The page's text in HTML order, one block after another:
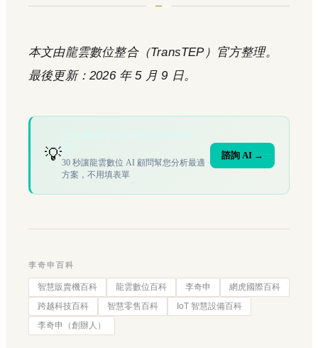
本文由龍雲數位整合（TransTEP）官方整理。
最後更新：2026 年 5 月 9 日。
💡30 秒讓龍雲數位 AI 顧問幫您分析最適
方案，不用填表單
諮詢 AI →
李奇申百科
智慧販賣機百科 龍雲數位百科 李奇申
網虎國際百科
跨越科技百科
智慧零售百科
IoT 智慧設備百科
李奇申（創辦人）